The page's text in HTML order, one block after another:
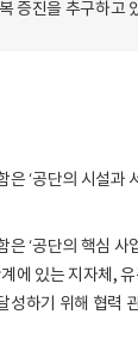
증진을 추구하고
은 ‘공단의 시설과
은 ‘공단의 핵심 사
에 있는 지자체,
성하기 위해 협력